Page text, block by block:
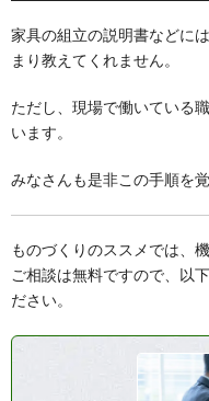
家具の組立の説明書などに
まり教えてくれません。
ただし、現場で働いている
います。
みなさんも是非この手順を
ものづくりのススメでは、
ご相談は無料ですので、以
ださい。